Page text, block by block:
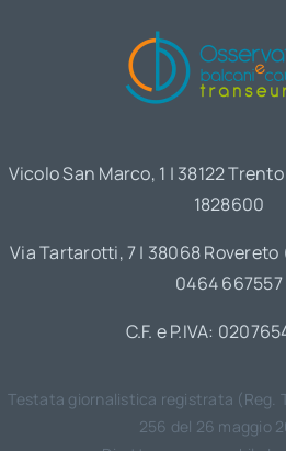
Vicolo San Marco, 1 | 38122
1828600
Via Tartarotti, 7 | 38068
0464 667557
C.F. e P.IVA:
Testata giornalistica registrata (Reg.
256 del 26 maggio